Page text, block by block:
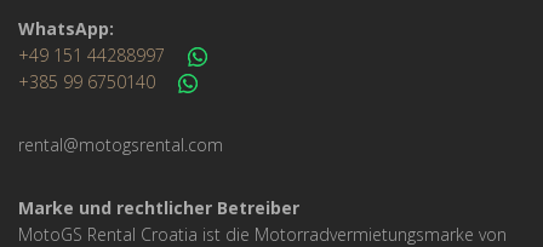
WhatsApp:
+49 151 44288997
+385 99 6750140
rental@motogsrental.com
Marke und rechtlicher Betreiber
MotoGS Rental Croatia ist die Motorradvermietungsmarke von